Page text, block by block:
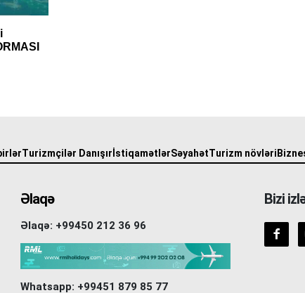
Turizmçilər DanışırİstiqamətlərSəyahətTurizm növləri
Əlaqə
Əlaqə: +99450 212 36 96
Whatsapp: +99451 879 85 77
Bizi